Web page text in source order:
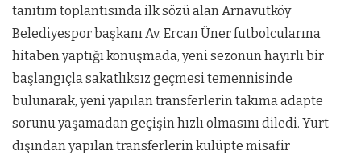
tanıtım toplantısında ilk sözü alan Arnavutköy
Belediyespor başkanı Av. Ercan Üner futbolcularına
hitaben yaptığı konuşmada, yeni sezonun hayırlı bir
başlangıçla sakatlıksız geçmesi temennisinde
bulunarak, yeni yapılan transferlerin takıma adapte
sorunu yaşamadan geçişin hızlı olmasınıdiledi. Yurt
dışından yapılan transferlerin kulüpte misafir